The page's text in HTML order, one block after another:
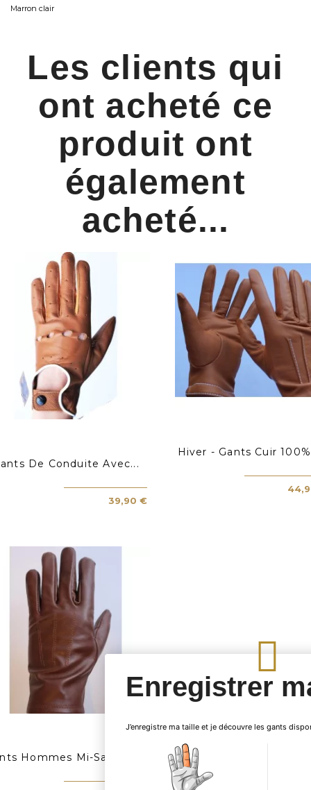
Marron clair
Les clients qui
ont acheté ce
produit ont
également
acheté...
De Conduite Avec...
39,90 €
Hiver - Gants Cuir
Hommes Mi-Saison -...
Enregistrer
J’enregistre ma taille et je découvre les gants